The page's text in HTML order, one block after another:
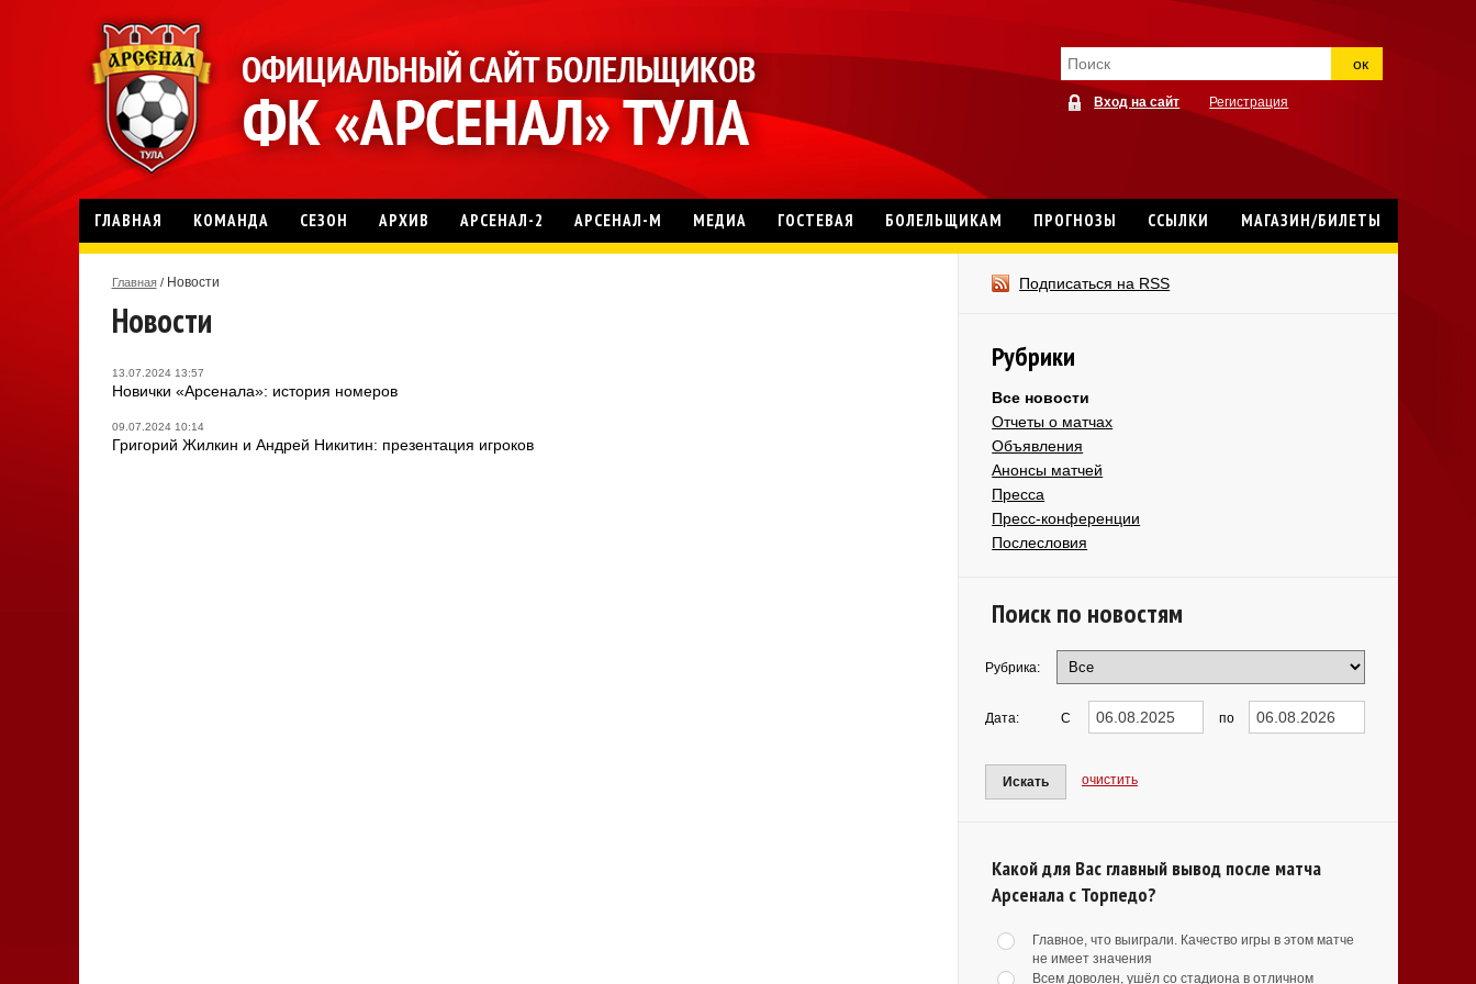
ок
Вход на сайт Регистрация
ГЛАВНАЯ КОМАНДА СЕЗОН АРХИВ АРСЕНАЛ-2 АРСЕНАЛ-М МЕДИА ГОСТЕВАЯ БОЛЕЛЬЩИКАМ ПРОГНОЗЫ ССЫЛКИ МАГАЗИН/БИЛЕТЫ
Главная /Новости
Новости
13.07.2024 13:57
Новички «Арсенала»: история номеров
09.07.2024 10:14
Григорий Жилкин и Андрей Никитин: презентация игроков
Подписаться на RSS
Рубрики
Все новости
Отчеты о матчах
Объявления
Анонсы матчей
Пресса
Пресс-конференции
Послесловия
Поиск по новостям
Рубрика:
Дата: С по
Искать очистить
Какой для Вас главный вывод после матча
Арсенала с Торпедо?
Главное, что выиграли. Качество игры в этом матче
не имеет значения
Всем доволен, ушёл со стадиона в отличном